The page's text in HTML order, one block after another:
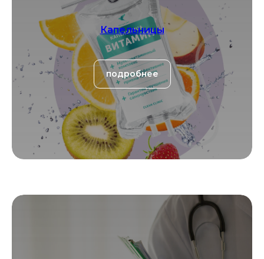
Капельницы
подробнее